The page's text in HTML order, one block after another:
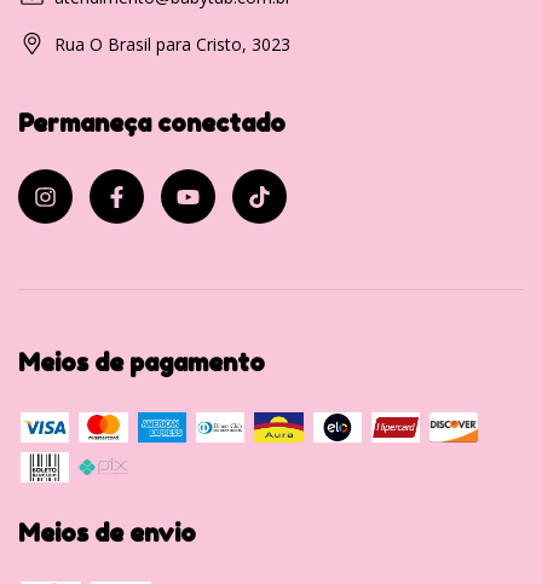
Rua O Brasil para Cristo, 3023
Permaneça conectado
Meios de pagamento
Meios de envio